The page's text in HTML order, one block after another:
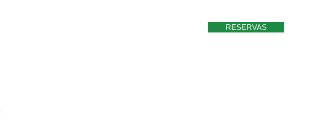
RESERVAS